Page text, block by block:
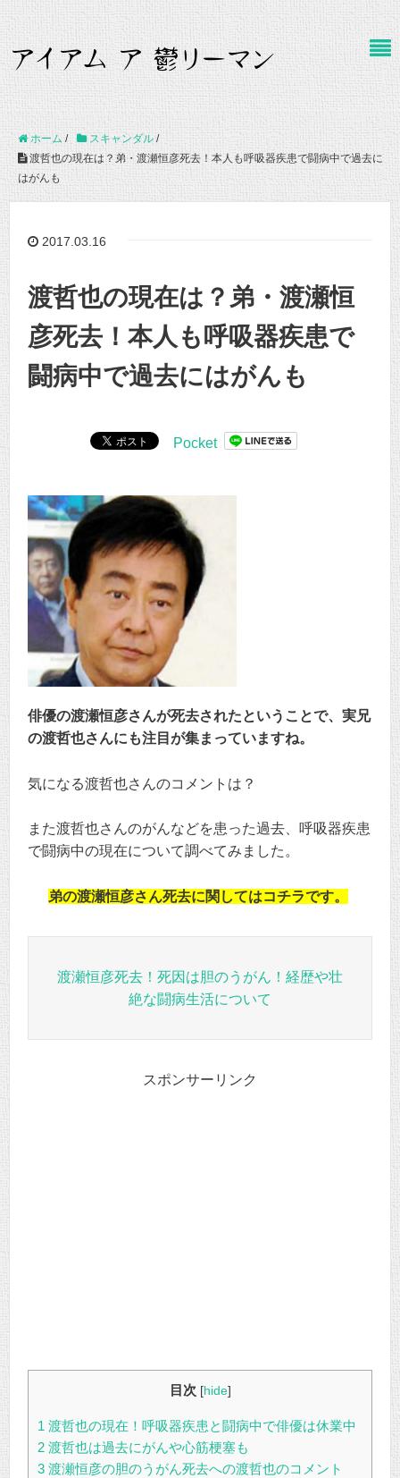
ホーム / スキャンダル /
渡哲也の現在は？弟・渡瀬恒彦死去！本人も呼吸器疾患で闘病中で過去に
はがんも
2017.03.16
渡哲也の現在は？弟・渡瀬恒
彦死去！本人も呼吸器疾患で
闘病中で過去にはがんも
Pocket
俳優の渡瀬恒彦さんが死去されたということで、実兄
の渡哲也さんにも注目が集まっていますね。
気になる渡哲也さんのコメントは？
また渡哲也さんのがんなどを患った過去、呼吸器疾患
で闘病中の現在について調べてみました。
弟の渡瀬恒彦さん死去に関してはコチラです。
渡瀬恒彦死去！死因は胆のうがん！経歴や壮
絶な闘病生活について
スポンサーリンク
目次 [hide]
1 渡哲也の現在！呼吸器疾患と闘病中で俳優は休業中
2 渡哲也は過去にがんや心筋梗塞も
3 渡瀬恒彦の胆のうがん死去への渡哲也のコメント